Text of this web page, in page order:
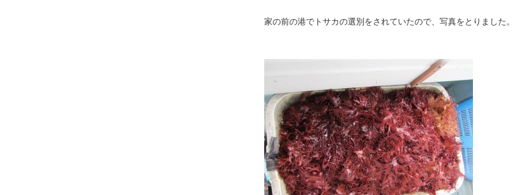
家の前の港でトサカの選別をされていたので、写真をとりました。